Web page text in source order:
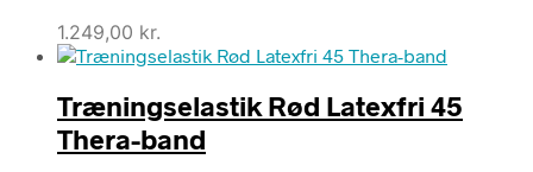
1.249,00 kr.
Træningselastik Rød Latexfri 45
Thera-band